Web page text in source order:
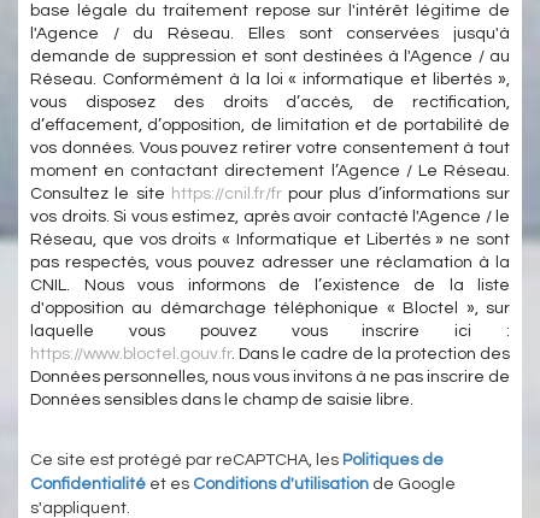
base légale du traitement repose sur l'intérêt légitime de
l'Agence / du Réseau. Elles sont conservées jusqu'à
demande de suppression et sont destinées à l'Agence / au
Réseau. Conformément à la loi « informatique et libertés »,
vous disposez des droits d’accès, de rectification,
d’effacement, d’opposition, de limitation et de portabilité de
vos données. Vous pouvez retirer votre consentement à tout
moment en contactant directement l’Agence / Le Réseau.
Consultez le site https://cnil.fr/frpour plus d’informations sur
vos droits. Si vous estimez, après avoir contacté l'Agence / le
Réseau, que vos droits « Informatique et Libertés » ne sont
pas respectés, vous pouvez adresser une réclamation à la
CNIL. Nous vous informons de l’existence de la liste
d'opposition au démarchage téléphonique « Bloctel », sur
laquelle vous pouvez vous inscrire ici :
https://www.bloctel.gouv.fr. Dans le cadre de la protection des
Données personnelles, nous vous invitons à ne pas inscrire de
Données sensibles dans le champ de saisie libre.
Ce site est protégé par reCAPTCHA, les Politiques de
Confidentialité et es Conditions d'utilisation de Google
s'appliquent.